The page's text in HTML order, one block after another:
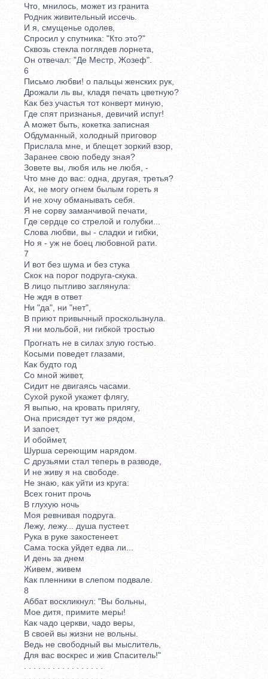
Что, мнилось, может из гранита
Родник живительный иссечь.
И я, смущенье одолев,
Спросил у спутника: "Кто это?"
Сквозь стекла поглядев лорнета,
Он отвечал: "Де Местр, Жозеф".
6
Письмо любви! о пальцы женских рук,
Дрожали ль вы, кладя печать цветную?
Как без участья тот конверт миную,
Где спят признанья, девичий испуг!
А может быть, кокетка записная
Обдуманный, холодный приговор
Прислала мне, и блещет зоркий взор,
Заранее свою победу зная?
Зовете вы, любя иль не любя, -
Что мне до вас: одна, другая, третья?
Ах, не могу огнем былым гореть я
И не хочу обманывать себя.
Я не сорву заманчивой печати,
Где сердце со стрелой и голубки...
Слова любви, вы - сладки и гибки,
Но я - уж не боец любовной рати.
7
И вот без шума и без стука
Скок на порог подруга-скука.
В лицо пытливо заглянула:
Не ждя в ответ
Ни "да", ни "нет",
В приют привычный проскользнула.
Я ни мольбой, ни гибкой тростью
Прогнать не в силах злую гостью.
Косыми поведет глазами,
Как будто год
Со мной живет,
Сидит не двигаясь часами.
Сухой рукой укажет флягу,
Я выпью, на кровать прилягу,
Она присядет тут же рядом,
И запоет,
И обоймет,
Шурша сереющим нарядом.
С друзьями стал теперь в разводе,
И не живу я на свободе.
Не знаю, как уйти из круга:
Всех гонит прочь
В глухую ночь
Моя ревнивая подруга.
Лежу, лежу... душа пустеет.
Рука в руке закостенеет.
Сама тоска уйдет едва ли...
И день за днем
Живем, живем
Как пленники в слепом подвале.
8
Аббат воскликнул: "Вы больны,
Мое дитя, примите меры!
Как чадо церкви, чадо веры,
В своей вы жизни не вольны.
Ведь не свободный вы мыслитель,
Для вас воскрес и жив Спаситель!"